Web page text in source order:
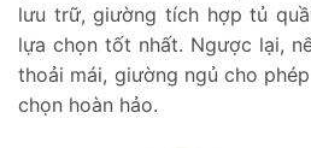
lưu trữ, giường tích hợp tủ
lựa chọn tốt nhất. Ngược lại,
thoải mái, giường ngủ cho
chọn hoàn hảo.